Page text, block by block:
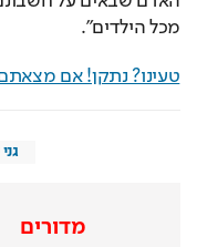
מכל הילדים".
טעינו? נתקן! אם
מדורים